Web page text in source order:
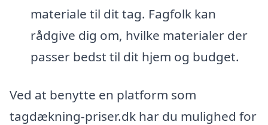
materiale til dit tag. Fagfolk kan
rådgive dig om, hvilke materialer der
passer bedst til dit hjem og budget.
Ved at benytte en platform som
tagdækning-priser.dk har du mulighed for